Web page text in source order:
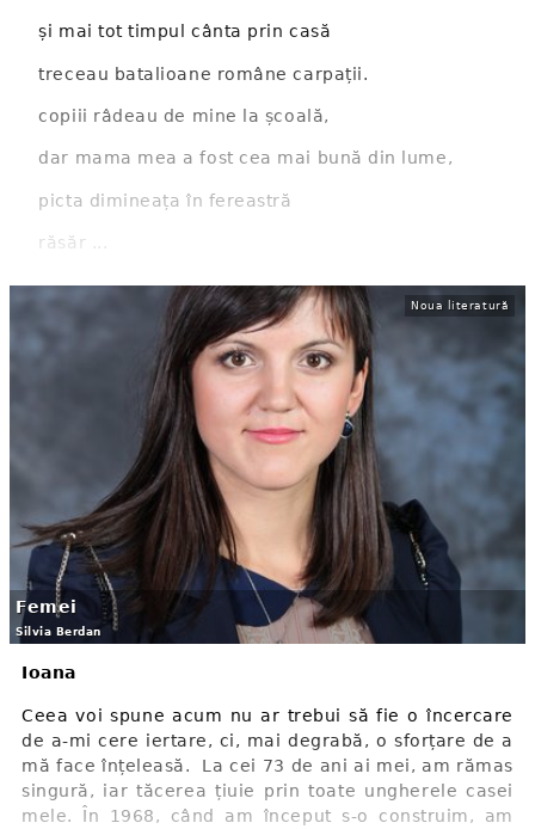
și mai tot timpul cânta prin casă
treceau batalioane române carpații.
copiii râdeau de mine la școală,
dar mama mea a fost cea mai bună din lume,
picta dimineața în fereastră
răsăr ...
Noua literatură
Femei
Silvia Berdan
Ioana
Ceea voi spune acum nu ar trebui să fie o încercare
de a-mi cere iertare, ci, mai degrabă, o sforțare de a
mă face înțeleasă. La cei 73 de ani ai mei, am rămas
singură, iar tăcerea țiuie prin toate ungherele casei
mele. În 1968, când am început s-o construim, am